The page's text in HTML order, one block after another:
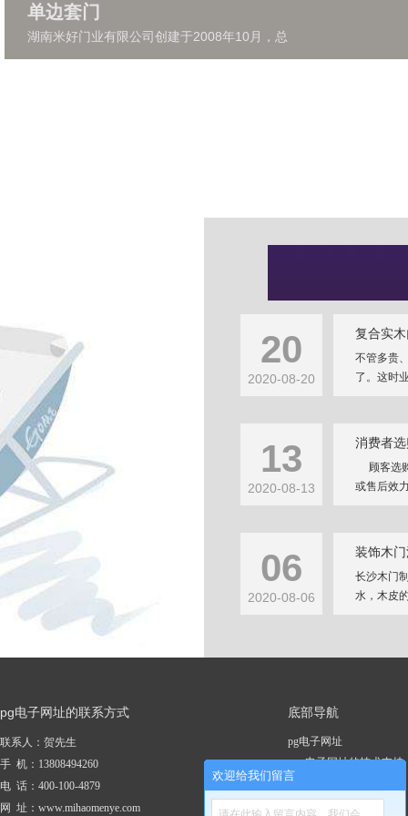
单边套门
湖南米好门业有限公司创建于2008年10月，总
20
2020-08-20
复合实
不管多贵
了。这时
13
2020-08-13
消费者
顾客选
或售后效
06
2020-08-06
装饰木
长沙木门
水，木皮
pg电子网址的联系方式
联系人：贺先生
手 机：13808494260
电 话：400-100-4879
网 址：www.mihaomenye.com
底部导航
pg电子网址
pg电子网址的技术支持
关于pg电子网址
欢迎给我们留言